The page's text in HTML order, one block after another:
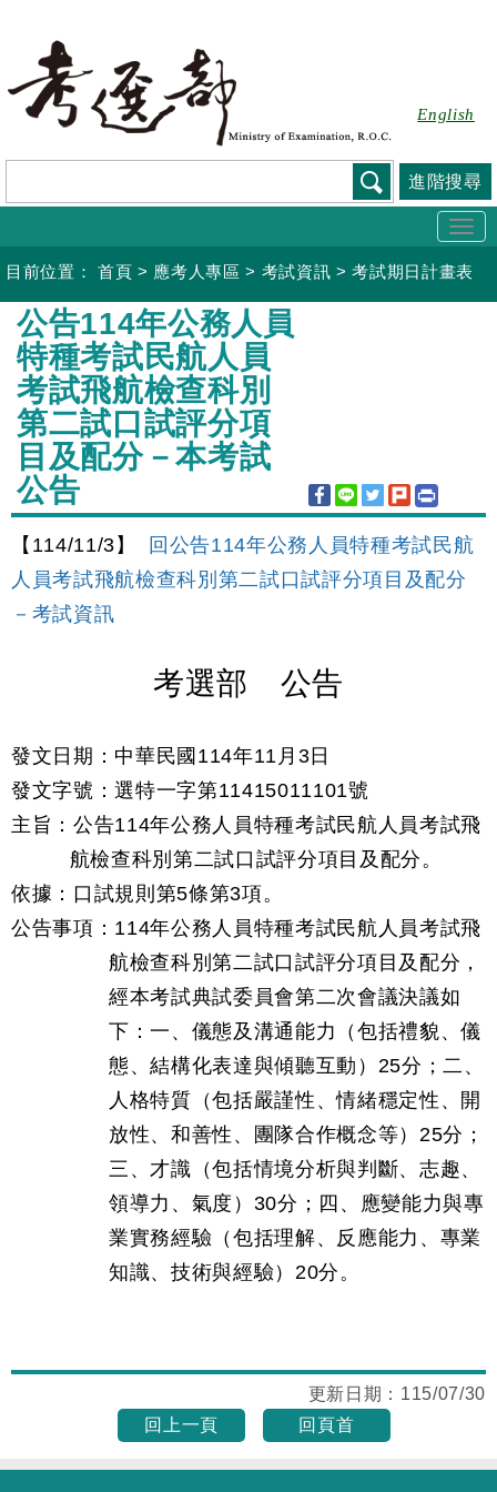
要
容
English
進階搜尋
目前位置： 首頁 > 應考人專區 > 考試資訊 >考試期日計畫表
:::
公告114年公務人員
特種考試民航人員
考試飛航檢查科別
第二試口試評分項
目及配分－本考試
公告
【114/11/3】
回公告114年公務人員特種考試民航
人員考試飛航檢查科別第二試口試評分項目及配分
－考試資訊
考選部 公告
發文日期：中華民國114年11月3日
發文字號：選特一字第11415011101號
主旨：公告114年公務人員特種考試民航人員考試飛
航檢查科別第二試口試評分項目及配分。
依據：口試規則第5條第3項。
公告事項：114年公務人員特種考試民航人員考試飛
航檢查科別第二試口試評分項目及配分，
經本考試典試委員會第二次會議決議如
下：一、儀態及溝通能力（包括禮貌、儀
態、結構化表達與傾聽互動）25分；二、
人格特質（包括嚴謹性、情緒穩定性、開
放性、和善性、團隊合作概念等）25分；
三、才識（包括情境分析與判斷、志趣、
領導力、氣度）30分；四、應變能力與專
業實務經驗（包括理解、反應能力、專業
知識、技術與經驗）20分。
更新日期： 115/07/30
回上一頁
回頁首